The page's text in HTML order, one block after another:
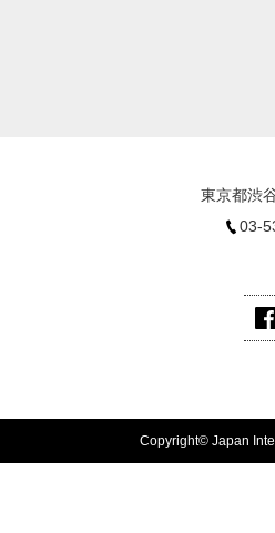
東京都渋
03-
Copyright© Japan